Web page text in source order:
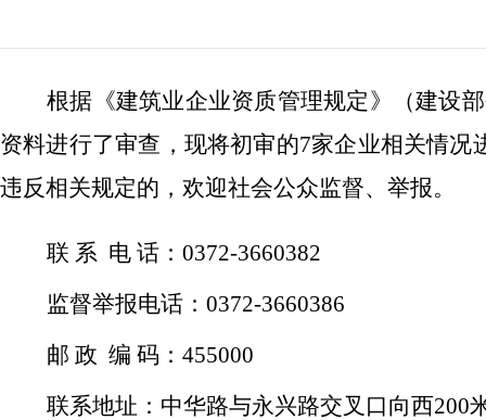
根据《建筑业企业资质管理规定》（建设
资料进行了审查，现将初审的7家企业相关情
违反相关规定的，欢迎社会公众监督、举报。
联 系 电 话： 0372-3660382
监督举报电话： 0372-3660386
邮 政 编 码： 455000
联系地址：中华路与永兴路交叉口向西200